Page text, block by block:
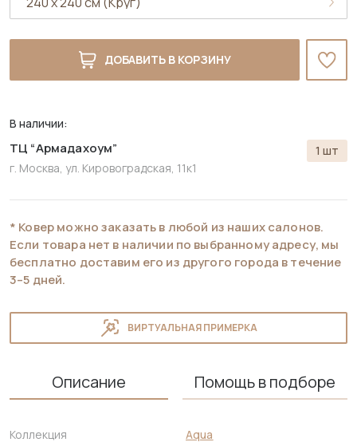
ДОБАВИТЬ В КОРЗИНУ
В наличии:
ТЦ “Армадахоум”
г. Москва, ул. Кировоградская, 11к1
1 шт
* Ковер можно заказать в любой из наших салонов.
Если товара нет в наличии по выбранному адресу, мы
бесплатно доставим его из другого города в течение
3–5 дней.
ВИРТУАЛЬНАЯ ПРИМЕРКА
Описание Помощь в подборе
Коллекция
Aqua